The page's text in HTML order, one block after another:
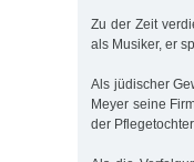
Zu der Zeit
als Musiker, er
Als jüdischer
Meyer seine
der